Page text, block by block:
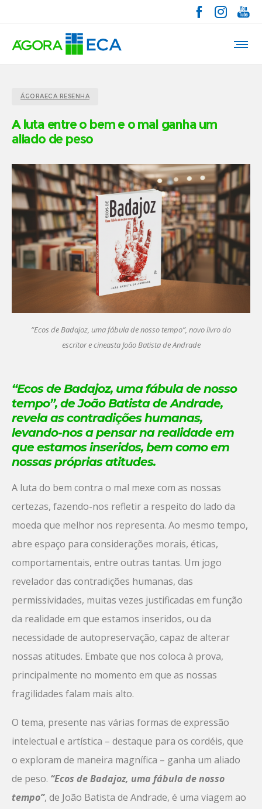
ÁGORAECA RESENHA
A luta entre o bem e o mal ganha um
aliado de peso
“Ecos de Badajoz, uma fábula de nosso tempo”, novo livro do
escritor e cineasta João Batista de Andrade
“Ecos de Badajoz, uma fábula de nosso
tempo”, de João Batista de Andrade,
revela as contradições humanas,
levando-nos a pensar na realidade em
que estamos inseridos, bem como em
nossas próprias atitudes.
A luta do bem contra o mal mexe com as nossas
certezas, fazendo-nos refletir a respeito do lado da
moeda que melhor nos representa. Ao mesmo tempo,
abre espaço para considerações morais, éticas,
comportamentais, entre outras tantas. Um jogo
revelador das contradições humanas, das
permissividades, muitas vezes justificadas em função
da realidade em que estamos inseridos, ou da
necessidade de autopreservação, capaz de alterar
nossas atitudes. Embate que nos coloca à prova,
principalmente no momento em que as nossas
fragilidades falam mais alto.
O tema, presente nas várias formas de expressão
intelectual e artística – destaque para os cordéis, que
o exploram de maneira magnífica – ganha um aliado
de peso. “Ecos de Badajoz, uma fábula de nosso
tempo”, de João Batista de Andrade, é uma viagem ao